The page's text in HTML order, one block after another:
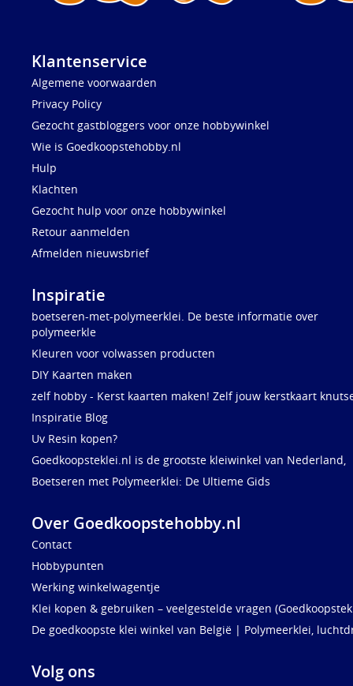
Klantenservice
Algemene voorwaarden
Privacy Policy
Gezocht gastbloggers voor onze hobbywinkel
Wie is Goedkoopstehobby.nl
Hulp
Klachten
Gezocht hulp voor onze hobbywinkel
Retour aanmelden
Afmelden nieuwsbrief
Inspiratie
boetseren-met-polymeerklei. De beste informatie over
polymeerkle
Kleuren voor volwassen producten
DIY Kaarten maken
zelf hobby - Kerst kaarten maken! Zelf jouw kerstkaart
Inspiratie Blog
Uv Resin kopen?
Goedkoopsteklei.nl is de grootste kleiwinkel van Nederland,
Boetseren met Polymeerklei: De Ultieme Gids
Over Goedkoopstehobby.nl
Contact
Hobbypunten
Werking winkelwagentje
Klei kopen & gebruiken – veelgestelde vragen
De goedkoopste klei winkel van België | Polymeerklei,
Volg ons